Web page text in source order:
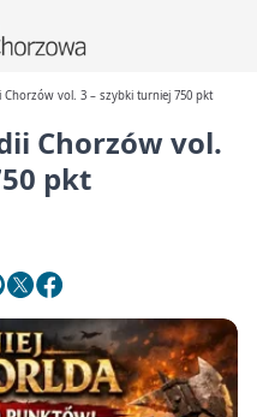
Chorzów vol. 3 – szybki turniej 750 pkt
Chorzów vol.
pkt